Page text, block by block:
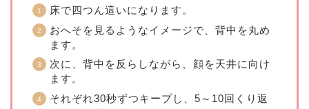
床で四つん這いになります。
おへそを見るようなイメージで、背中を丸め
ます。
次に、背中を反らしながら、顔を天井に向け
ます。
それぞれ30秒ずつキープし、5～10回くり返